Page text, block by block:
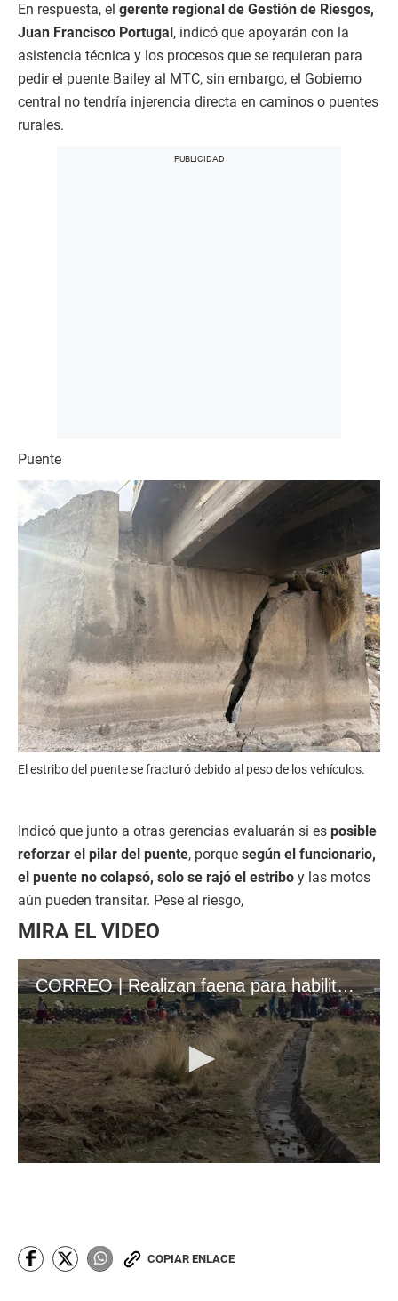
En respuesta, el gerente regional de Gestión de Riesgos,
Juan Francisco Portugal, indicó que apoyarán con la
asistencia técnica y los procesos que se requieran para
pedir el puente Bailey al MTC, sin embargo, el Gobierno
central no tendría injerencia directa en caminos o puentes
rurales.
Puente
El estribo del puente se fracturó debido al peso de los vehículos.
Indicó que junto a otras gerencias evaluarán si es posible
reforzar el pilar del puente, porque según el funcionario,
el puente no colapsó, solo se rajó el estribo y las motos
aún pueden transitar. Pese al riesgo,
MIRA EL VIDEO
CORREO | Realizan faena para habilitar puente provisional en Cayarani
d
s
COPIAR ENLACE